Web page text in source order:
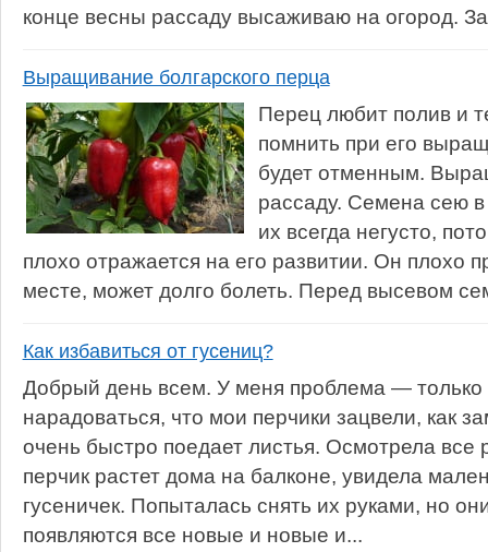
конце весны рассаду высаживаю на огород.
Выращивание болгарского перца
Перец любит полив и
помнить при его
будет отменным.
рассаду. Семена сею
их всегда негусто,
плохо отражается на его развитии. Он плохо
месте, может долго болеть. Перед высевом
Как избавиться от гусениц?
Добрый день всем. У меня проблема — только
нарадоваться, что мои перчики зацвели, как
очень быстро поедает листья. Осмотрела
перчик растет дома на балконе, увидела
гусеничек. Попыталась снять их руками, но
появляются все новые и новые и...